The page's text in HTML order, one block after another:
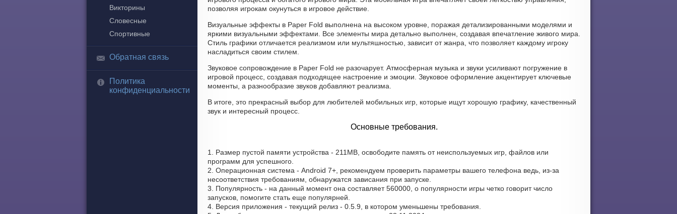
Викторины
Словесные
Спортивные
Обратная связь
Политика
конфиденциальности
позволяя игрокам окунуться в игровое действие.
Визуальные эффекты в Paper Fold выполнена на высоком уровне, поражая детализированными моделями и
яркими визуальными эффектами. Все элементы мира детально выполнен, создавая впечатление живого мира.
Стиль графики отличается реализмом или мультяшностью, зависит от жанра, что позволяет каждому игроку
насладиться своим стилем.
Звуковое сопровождение в Paper Fold не разочарует. Атмосферная музыка и звуки усиливают погружение в
игровой процесс, создавая подходящее настроение и эмоции. Звуковое оформление акцентирует ключевые
моменты, а разнообразие звуков добавляют реализма.
В итоге, это прекрасный выбор для любителей мобильных игр, которые ищут хорошую графику, качественный
звук и интересный процесс.
Основные требования.
1. Размер пустой памяти устройства - 211MB, освободите память от неиспользуемых игр, файлов или
программ для успешного.
2. Операционная система - Android 7+, рекомендуем проверить параметры вашего телефона ведь, из-за
несоответствия требованиям, обнаружатся зависания при запуске.
3. Популярность - на данный момент она составляет 560000, о популярности игры четко говорит число
запусков, помогите стать еще популярней.
4. Версия приложения - текущий релиз - 0.5.9, в котором уменьшены требования.